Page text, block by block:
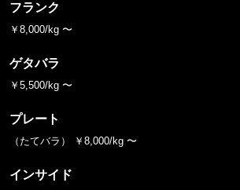
フランク
￥8,000/kg 〜
ゲタバラ
￥5,500/kg 〜
プレート
（たてバラ） ￥8,000/kg 〜
インサイド